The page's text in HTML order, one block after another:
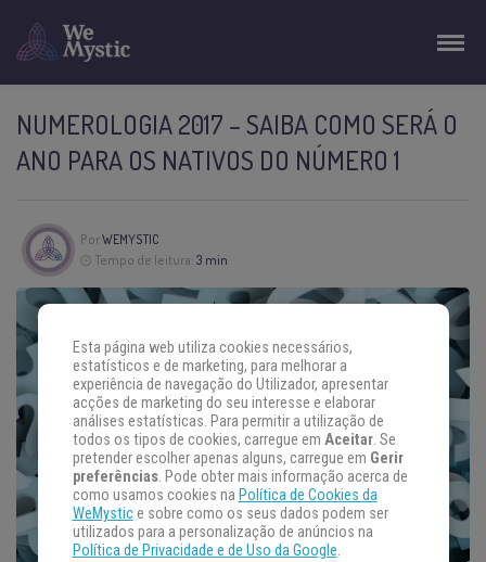
NUMEROLOGIA 2017 – SAIBA COMO SERÁ O
ANO PARA OS NATIVOS DO NÚMERO 1
PorWEMYSTIC
Tempo de leitura: 3 min
Esta página web utiliza cookies necessários,
estatísticos e de marketing, para melhorar a
experiência de navegação do Utilizador, apresentar
acções de marketing do seu interesse e elaborar
análises estatísticas. Para permitir a utilização de
todos os tipos de cookies, carregue em Aceitar. Se
pretender escolher apenas alguns, carregue em Gerir
preferências. Pode obter mais informação acerca de
como usamos cookies na Política de Cookies da
WeMystice sobre como os seus dados podem ser
utilizados para a personalização de anúncios na
Política de Privacidade e de Uso da Google.